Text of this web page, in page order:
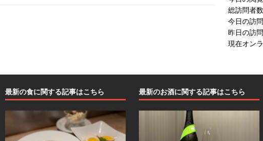
総訪問者
今日の訪
昨日の訪
現在オン
最新の食に関する記事はこちら 最新のお酒に関する記事はこちら